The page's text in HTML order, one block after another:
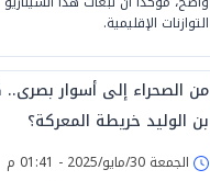
التوازنات الإقليمية.
من الصحراء إلى أسوار
بن الوليد خريطة المعركة؟
الجمعة 30/مايو/2025 - 01:41 م